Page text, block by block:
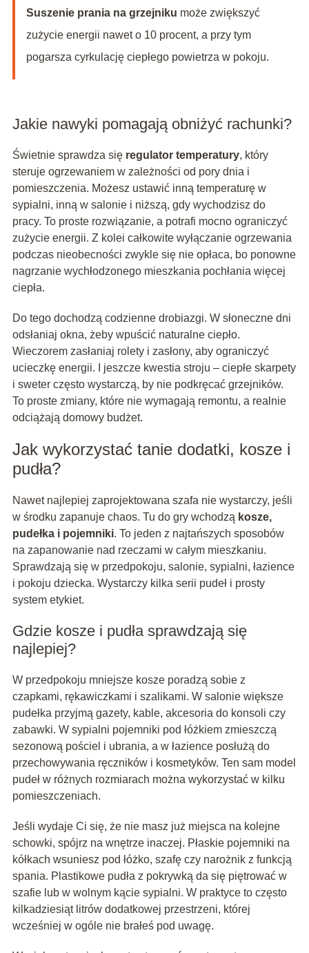
Suszenie prania na grzejniku może zwiększyć
zużycie energii nawet o 10 procent, a przy tym
pogarsza cyrkulację ciepłego powietrza w pokoju.
Jakie nawyki pomagają obniżyć rachunki?
Świetnie sprawdza się regulator temperatury, który
steruje ogrzewaniem w zależności od pory dnia i
pomieszczenia. Możesz ustawić inną temperaturę w
sypialni, inną w salonie i niższą, gdy wychodzisz do
pracy. To proste rozwiązanie, a potrafi mocno ograniczyć
zużycie energii. Z kolei całkowite wyłączanie ogrzewania
podczas nieobecności zwykle się nie opłaca, bo ponowne
nagrzanie wychłodzonego mieszkania pochłania więcej
ciepła.
Do tego dochodzą codzienne drobiazgi. W słoneczne dni
odsłaniaj okna, żeby wpuścić naturalne ciepło.
Wieczorem zasłaniaj rolety i zasłony, aby ograniczyć
ucieczkę energii. I jeszcze kwestia stroju – ciepłe skarpety
i sweter często wystarczą, by nie podkręcać grzejników.
To proste zmiany, które nie wymagają remontu, a realnie
odciążają domowy budżet.
Jak wykorzystać tanie dodatki, kosze i
pudła?
Nawet najlepiej zaprojektowana szafa nie wystarczy, jeśli
w środku zapanuje chaos. Tu do gry wchodzą kosze,
pudełka i pojemniki. To jeden z najtańszych sposobów
na zapanowanie nad rzeczami w całym mieszkaniu.
Sprawdzają się w przedpokoju, salonie, sypialni, łazience
i pokoju dziecka. Wystarczy kilka serii pudeł i prosty
system etykiet.
Gdzie kosze i pudła sprawdzają się
najlepiej?
W przedpokoju mniejsze kosze poradzą sobie z
czapkami, rękawiczkami i szalikami. W salonie większe
pudełka przyjmą gazety, kable, akcesoria do konsoli czy
zabawki. W sypialni pojemniki pod łóżkiem zmieszczą
sezonową pościel i ubrania, a w łazience posłużą do
przechowywania ręczników i kosmetyków. Ten sam model
pudeł w różnych rozmiarach można wykorzystać w kilku
pomieszczeniach.
Jeśli wydaje Ci się, że nie masz już miejsca na kolejne
schowki, spójrz na wnętrze inaczej. Płaskie pojemniki na
kółkach wsuniesz pod łóżko, szafę czy narożnik z funkcją
spania. Plastikowe pudła z pokrywką da się piętrować w
szafie lub w wolnym kącie sypialni. W praktyce to często
kilkadziesiąt litrów dodatkowej przestrzeni, której
wcześniej w ogóle nie brałeś pod uwagę.